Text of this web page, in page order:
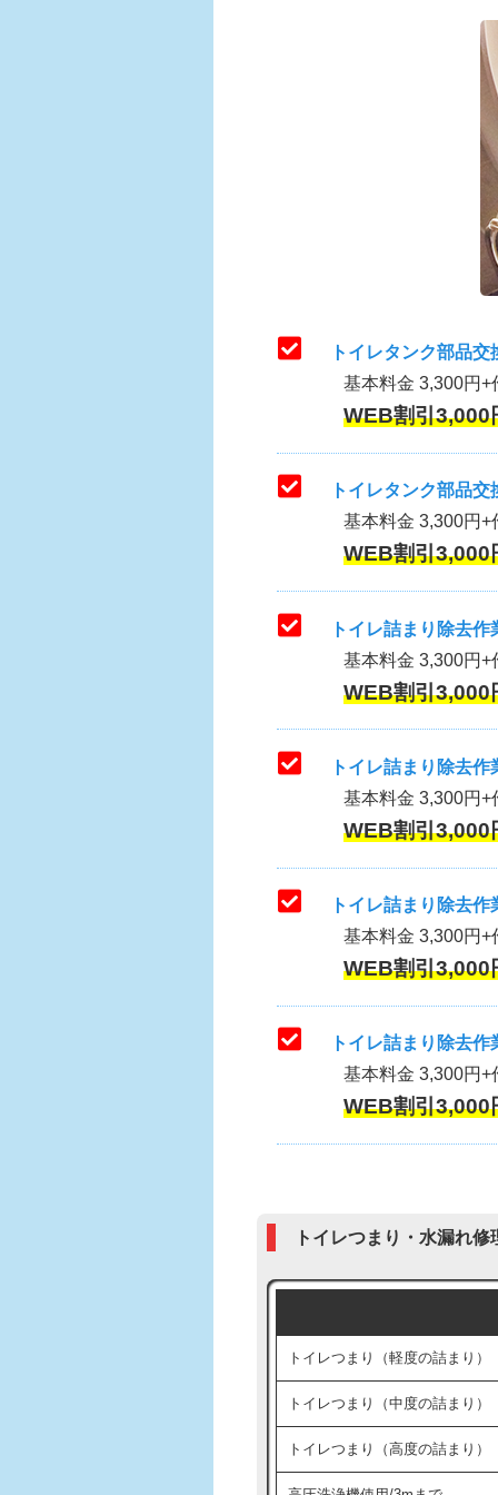
トイレタンク部品
基本料金 3,300円
WEB割引
トイレタンク部品
基本料金 3,300円+
WEB割引
トイレ詰まり除去作
基本料金 3,300円+
WEB割引
トイレ詰まり除去
基本料金 3,300円+
WEB割引
トイレ詰まり除去
基本料金 3,300円+
WEB割引
トイレ詰まり除去
基本料金 3,300円+
WEB割引
トイレつまり・水漏れ
トイレつまり（軽度の詰まり）
トイレつまり（中度の詰まり）
トイレつまり（高度の詰まり）